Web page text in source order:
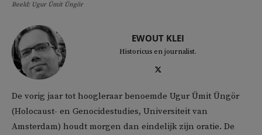
Beeld: Ugur Ümit Üngör
EWOUT KLEI
Historicus en journalist.
De vorig jaar tot hoogleraar benoemde Ugur Ümit Üngör
(Holocaust- en Genocidestudies, Universiteit van
Amsterdam) houdt morgen dan eindelijk zijn oratie. De